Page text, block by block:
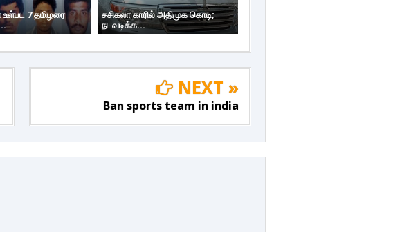
உள்பட 7 தமிழரை
சசிகலா காரில் அதிமுக கொடி;
நடவடிக்க...
NEXT »
Ban sports team in india